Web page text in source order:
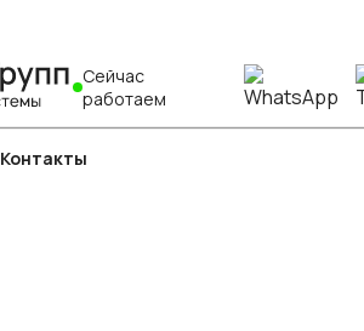
Сейчас
работаем
Контакты